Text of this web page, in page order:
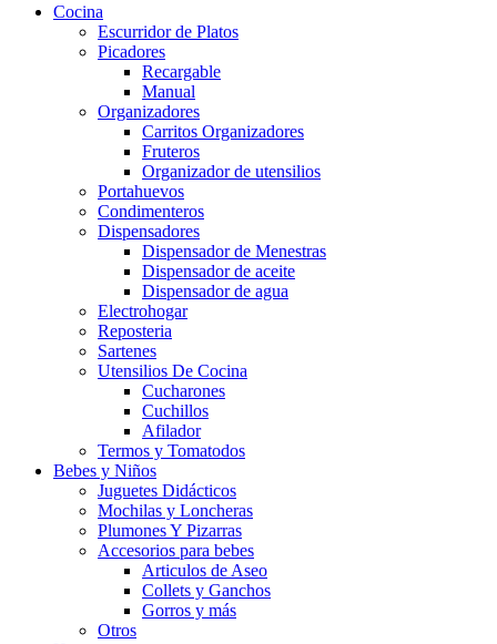
Cocina
Escurridor de Platos
Picadores
Recargable
Manual
Organizadores
Carritos Organizadores
Fruteros
Organizador de utensilios
Portahuevos
Condimenteros
Dispensadores
Dispensador de Menestras
Dispensador de aceite
Dispensador de agua
Electrohogar
Reposteria
Sartenes
Utensilios De Cocina
Cucharones
Cuchillos
Afilador
Termos y Tomatodos
Bebes y Niños
Juguetes Didácticos
Mochilas y Loncheras
Plumones Y Pizarras
Accesorios para bebes
Articulos de Aseo
Collets y Ganchos
Gorros y más
Otros